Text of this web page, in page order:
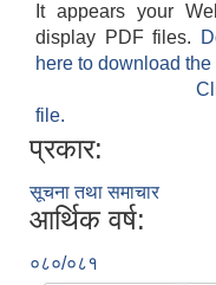
It appears your
display PDF files.
here to download
file.
प्रकार:
सूचना तथा समाचार
आर्थिक वर्ष:
०८०/०८१